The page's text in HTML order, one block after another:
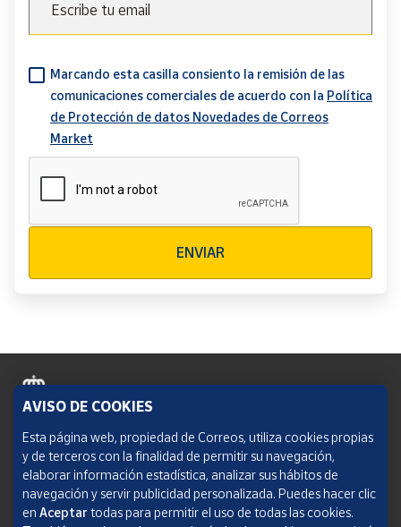
Escribe tu email
Marcando esta casilla consiento la remisión de las
comunicaciones comerciales de acuerdo con la Política
de Protección de datos Novedades de Correos
Market
ENVIAR
Política de cookies
Aviso legal
Condiciones del servicio
AVISO DE COOKIES
Esta página web, propiedad de Correos, utiliza cookies propias
y de terceros con la finalidad de permitir su navegación,
elaborar información estadística, analizar sus hábitos de
navegación y servir publicidad personalizada. Puedes hacer clic
en Aceptar todas para permitir el uso de todas las cookies.